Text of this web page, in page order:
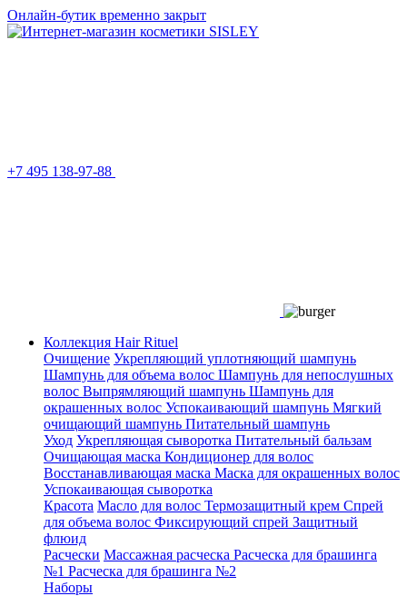
Онлайн-бутик временно закрыт
+7 495 138-97-88
Коллекция Hair Rituel
Очищение Укрепляющий уплотняющий шампунь
Шампунь для объема волос Шампунь для непослушных
волос Выпрямляющий шампунь Шампунь для
окрашенных волос Успокаивающий шампунь Мягкий
очищающий шампунь Питательный шампунь
Уход Укрепляющая сыворотка Питательный бальзам
Очищающая маска Кондиционер для волос
Восстанавливающая маска Маска для окрашенных волос
Успокаивающая сыворотка
Красота Масло для волос Термозащитный крем Спрей
для объема волос Фиксирующий спрей Защитный
флюид
Расчески Массажная расческа Расческа для брашинга
№1 Расческа для брашинга №2
Наборы